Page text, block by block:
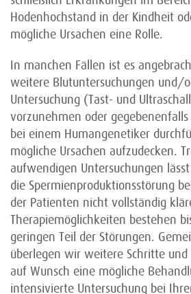
Hodenhochstand in der Kindheit
mögliche Ursachen eine Rolle.
In manchen Fällen ist es
weitere Blutuntersuchungen und/
Untersuchung (Tast- und
vorzunehmen oder
bei einem Humangenetiker
mögliche Ursachen aufzudecken.
aufwendigen Untersuchungen
die Spermienproduktionsstörung
der Patienten nicht vollständig
Therapiemöglichkeiten bestehen
geringen Teil der Störungen.
überlegen wir weitere Schritte
auf Wunsch eine mögliche
intensivierte Untersuchung bei